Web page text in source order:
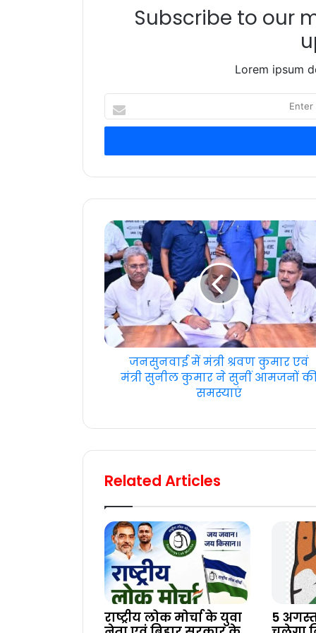
Subscribe to our
Lorem ipsum
your
address
जनसुनवाई में मंत्री श्रवण कुमार एवं
मंत्री सुनील कुमार ने सुनीं आमजनों
समस्याएं
Related Articles
राष्ट्रीय लोक मोर्चा के युवा
5